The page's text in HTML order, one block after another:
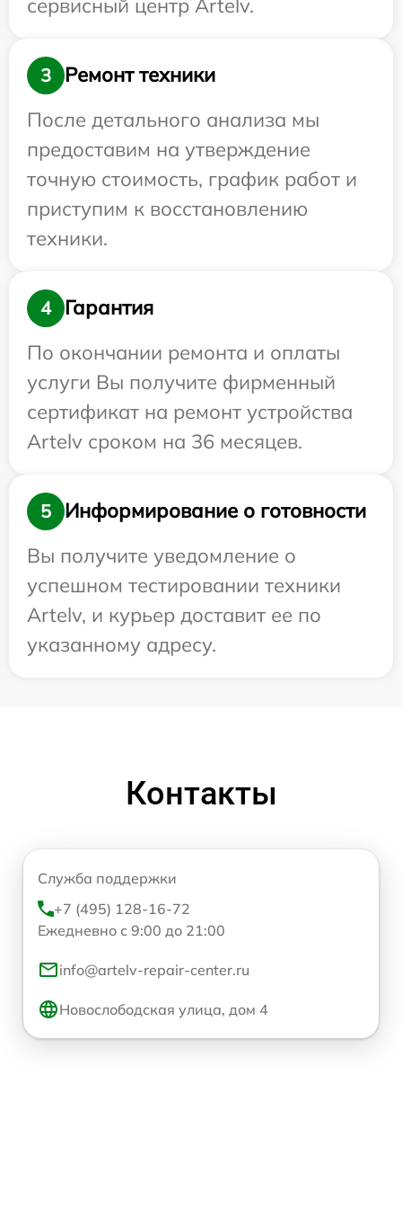
3
Ремонт техники
После детального анализа мы
предоставим на утверждение
точную стоимость, график работ и
приступим к восстановлению
техники.
4
Гарантия
По окончании ремонта и оплаты
услуги Вы получите фирменный
сертификат на ремонт устройства
Artelv сроком на 36 месяцев.
5
Информирование о готовности
Вы получите уведомление о
успешном тестировании техники
Artelv, и курьер доставит ее по
указанному адресу.
Контакты
Служба поддержки
+7 (495) 128-16-72
Ежедневно с 9:00 до 21:00
info@artelv-repair-center.ru
Новослободская улица, дом 4